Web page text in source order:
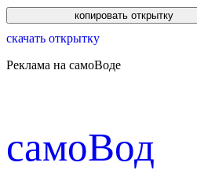
скачать открытку
Реклама на самоВоде
cамоВод